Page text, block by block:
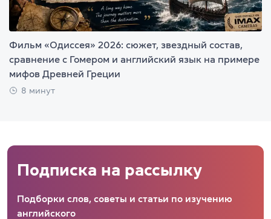
Фильм «Одиссея» 2026: сюжет, звездный состав,
сравнение с Гомером и английский язык на примере
мифов Древней Греции
8 минут
Подписка на рассылку
Подборки слов, советы и статьи по изучению
английского